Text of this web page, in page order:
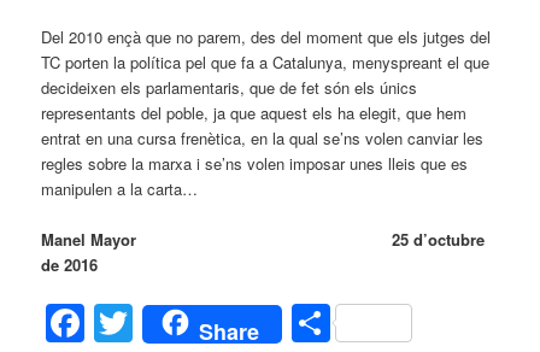
Del 2010 ençà que no parem, des del moment que els jutges del
TC porten la política pel que fa a Catalunya, menyspreant el que
decideixen els parlamentaris, que de fet són els únics
representants del poble, ja que aquest els ha elegit, que hem
entrat en una cursa frenètica, en la qual se’ns volen canviar les
regles sobre la marxa i se’ns volen imposar unes lleis que es
manipulen a la carta…
Manel Mayor 25 d’octubre
de 2016
Facebook
Twitter
Share Comparteix